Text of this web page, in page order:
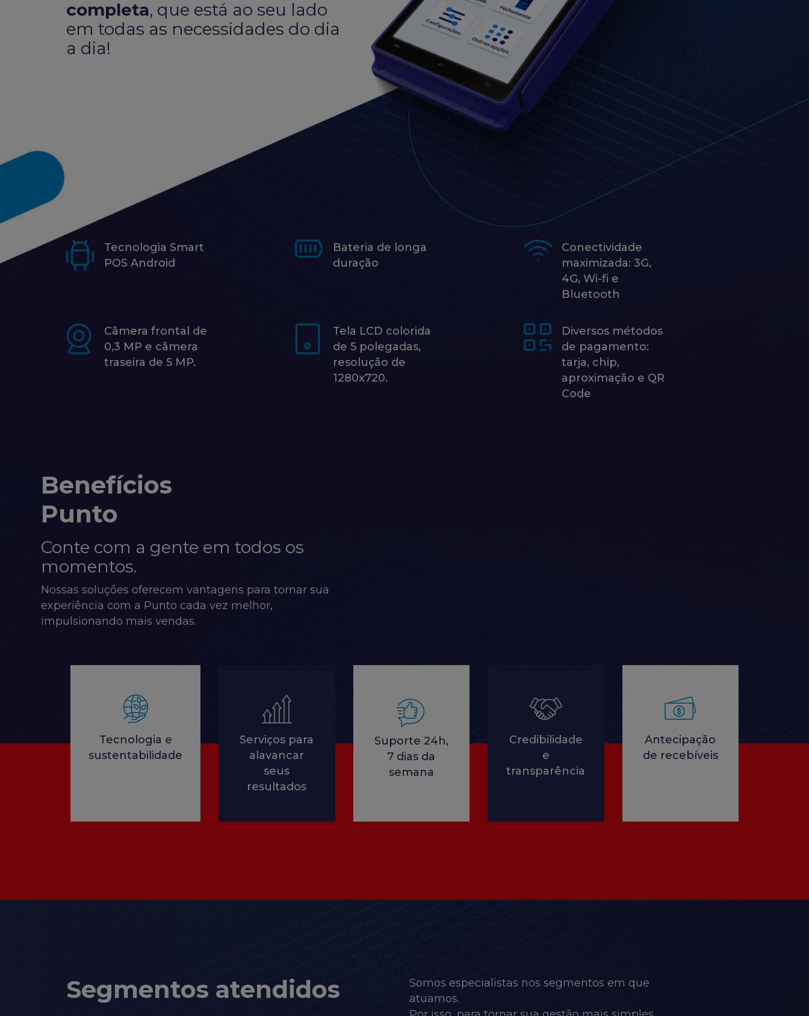
completa, que está ao seu lado
em todas as necessidades do dia
a dia!
Tecnologia Smart
POS Android
Bateria de longa
duração
Conectividade
maximizada: 3G,
4G, Wi-fi e
Bluetooth
Câmera frontal de
0,3 MP e câmera
traseira de 5 MP.
Tela LCD colorida
de 5 polegadas,
resolução de
1280x720.
Diversos métodos
de pagamento:
tarja, chip,
aproximação e QR
Code
Benefícios
Punto
Conte com a gente em todos os
momentos.
Nossas soluções oferecem vantagens para tornar sua
experiência com a Punto cada vez melhor,
impulsionando mais vendas.
Tecnologia e
sustentabilidade
Serviços para
alavancar
seus
resultados
Suporte 24h,
7 dias da
semana
Credibilidade
e
transparência
Antecipação
de recebíveis
Segmentos atendidos
Somos especialistas nos segmentos em que
atuamos.